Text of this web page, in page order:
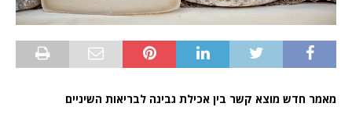
מאמר חדש מוצא קשר בין אכילת גבינה לבריאות השיניים